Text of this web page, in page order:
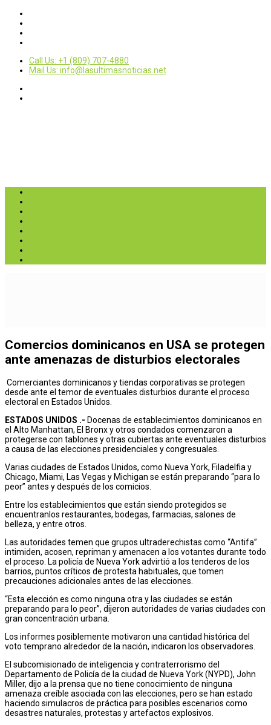
Call Us: +1 (809) 707-4880
Mail Us: info@lasultimasnoticias.net
Comercios dominicanos en USA se protegen
ante amenazas de disturbios electorales
Comerciantes dominicanos y tiendas corporativas se protegen
desde ante el temor de eventuales disturbios durante el proceso
electoral en Estados Unidos.
ESTADOS UNIDOS .- Docenas de establecimientos dominicanos en
el Alto Manhattan, El Bronx y otros condados comenzaron a
protegerse con tablones y otras cubiertas ante eventuales disturbios
a causa de las elecciones presidenciales y congresuales.
Varias ciudades de Estados Unidos, como Nueva York, Filadelfia y
Chicago, Miami, Las Vegas y Michigan se están preparando “para lo
peor” antes y después de los comicios.
Entre los establecimientos que están siendo protegidos se
encuentranlos restaurantes, bodegas, farmacias, salones de
belleza, y entre otros.
Las autoridades temen que grupos ultraderechistas como “Antifa”
intimiden, acosen, repriman y amenacen a los votantes durante todo
el proceso. La policía de Nueva York advirtió a los tenderos de los
barrios, puntos críticos de protesta habituales, que tomen
precauciones adicionales antes de las elecciones.
“Esta elección es como ninguna otra y las ciudades se están
preparando para lo peor”, dijeron autoridades de varias ciudades con
gran concentración urbana.
Los informes posiblemente motivaron una cantidad histórica del
voto temprano alrededor de la nación, indicaron los observadores.
El subcomisionado de inteligencia y contraterrorismo del
Departamento de Policía de la ciudad de Nueva York (NYPD), John
Miller, dijo a la prensa que no tiene conocimiento de ninguna
amenaza creíble asociada con las elecciones, pero se han estado
haciendo simulacros de práctica para posibles escenarios como
desastres naturales, protestas y artefactos explosivos.